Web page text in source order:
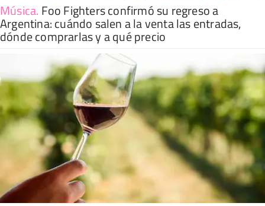
Música. Foo Fighters confirmó su regreso a
Argentina: cuándo salen a la venta las entradas,
dónde comprarlas y a qué precio